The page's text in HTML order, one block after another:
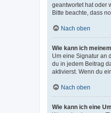
geantwortet hat oder
Bitte beachte, dass
Nach oben
Wie kann ich
Um eine Signatur an
du in jedem Beitrag
aktivierst. Wenn du
Nach oben
Wie kann ich eine